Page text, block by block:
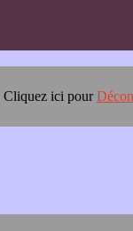
Cliquez ici pour